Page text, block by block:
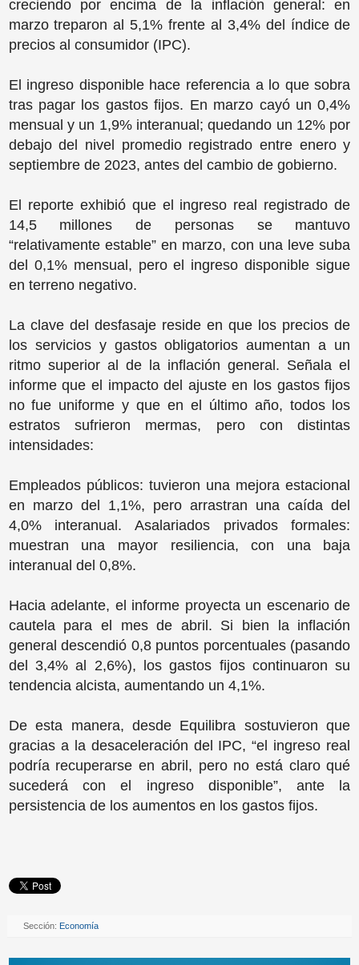
creciendo por encima de la inflación general: en
marzo treparon al 5,1% frente al 3,4% del índice de
precios al consumidor (IPC).
El ingreso disponible hace referencia a lo que sobra
tras pagar los gastos fijos. En marzo cayó un 0,4%
mensual y un 1,9% interanual; quedando un 12% por
debajo del nivel promedio registrado entre enero y
septiembre de 2023, antes del cambio de gobierno.
El reporte exhibió que el ingreso real registrado de
14,5 millones de personas se mantuvo
“relativamente estable” en marzo, con una leve suba
del 0,1% mensual, pero el ingreso disponible sigue
en terreno negativo.
La clave del desfasaje reside en que los precios de
los servicios y gastos obligatorios aumentan a un
ritmo superior al de la inflación general. Señala el
informe que el impacto del ajuste en los gastos fijos
no fue uniforme y que en el último año, todos los
estratos sufrieron mermas, pero con distintas
intensidades:
Empleados públicos: tuvieron una mejora estacional
en marzo del 1,1%, pero arrastran una caída del
4,0% interanual. Asalariados privados formales:
muestran una mayor resiliencia, con una baja
interanual del 0,8%.
Hacia adelante, el informe proyecta un escenario de
cautela para el mes de abril. Si bien la inflación
general descendió 0,8 puntos porcentuales (pasando
del 3,4% al 2,6%), los gastos fijos continuaron su
tendencia alcista, aumentando un 4,1%.
De esta manera, desde Equilibra sostuvieron que
gracias a la desaceleración del IPC, “el ingreso real
podría recuperarse en abril, pero no está claro qué
sucederá con el ingreso disponible”, ante la
persistencia de los aumentos en los gastos fijos.
Sección: Economía